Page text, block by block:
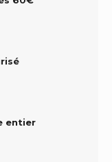
entier